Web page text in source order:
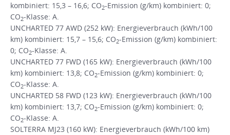
kombiniert: 15,3 – 16,6; CO2-Emission (g/km) kombiniert: 0;
CO2-Klasse: A.
UNCHARTED 77 AWD (252 kW): Energieverbrauch (kWh/100
km) kombiniert: 15,7 – 15,6; CO2-Emission (g/km) kombiniert:
0; CO2-Klasse: A.
UNCHARTED 77 FWD (165 kW): Energieverbrauch (kWh/100
km) kombiniert: 13,8; CO2-Emission (g/km) kombiniert: 0;
CO2-Klasse: A.
UNCHARTED 58 FWD (123 kW): Energieverbrauch (kWh/100
km) kombiniert: 13,7; CO2-Emission (g/km) kombiniert: 0;
CO2-Klasse: A.
SOLTERRA MJ23 (160 kW): Energieverbrauch (kWh/100 km)